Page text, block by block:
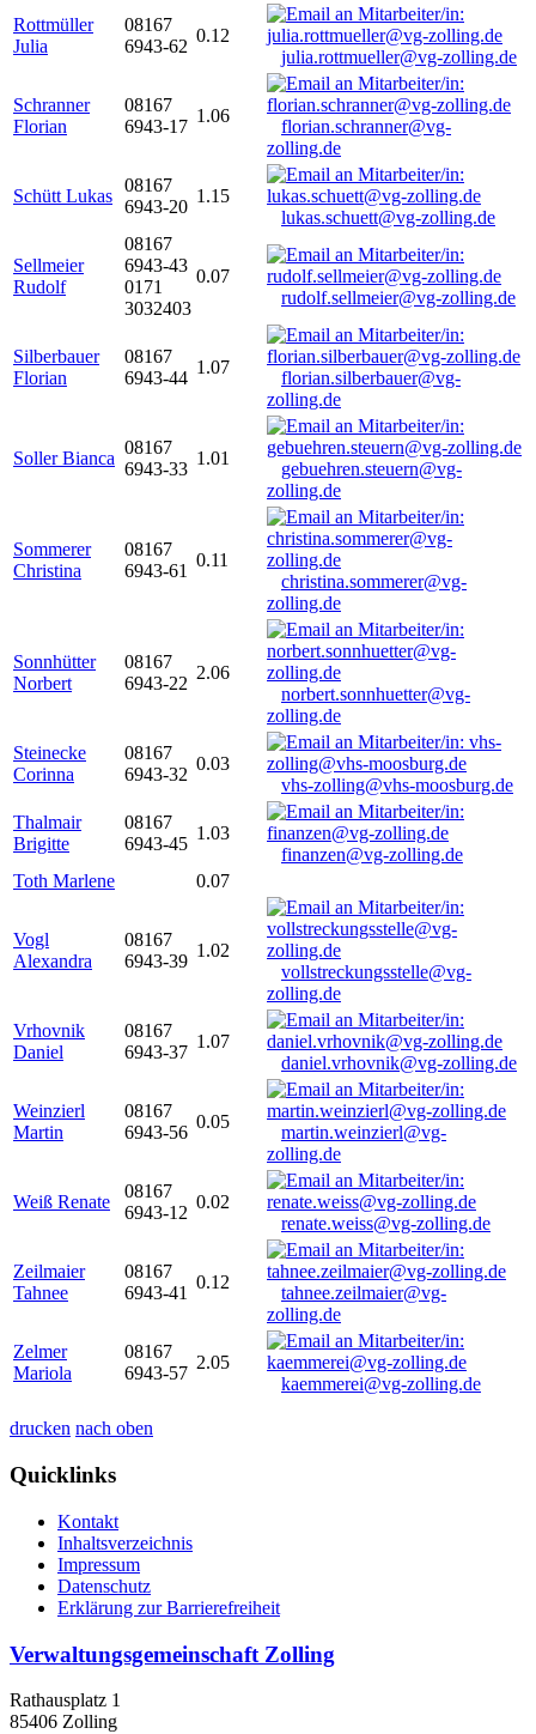
Rottmüller
Julia
08167
6943-62
0.12
julia.rottmueller@vg-zolling.de
Schranner
Florian
08167
6943-17
1.06
florian.schranner@vg-
zolling.de
Schütt Lukas
08167
6943-20
1.15
lukas.schuett@vg-zolling.de
Sellmeier
Rudolf
08167
6943-43
0171
3032403
0.07
rudolf.sellmeier@vg-zolling.de
Silberbauer
Florian
08167
6943-44
1.07
florian.silberbauer@vg-
zolling.de
Soller Bianca
08167
6943-33
1.01
gebuehren.steuern@vg-
zolling.de
Sommerer
Christina
08167
6943-61
0.11
christina.sommerer@vg-
zolling.de
Sonnhütter
Norbert
08167
6943-22
2.06
norbert.sonnhuetter@vg-
zolling.de
Steinecke
Corinna
08167
6943-32
0.03
vhs-zolling@vhs-moosburg.de
Thalmair
Brigitte
08167
6943-45
1.03
finanzen@vg-zolling.de
Toth Marlene
0.07
Vogl
Alexandra
08167
6943-39
1.02
vollstreckungsstelle@vg-
zolling.de
Vrhovnik
Daniel
08167
6943-37
1.07
daniel.vrhovnik@vg-zolling.de
Weinzierl
Martin
08167
6943-56
0.05
martin.weinzierl@vg-
zolling.de
Weiß Renate
08167
6943-12
0.02
renate.weiss@vg-zolling.de
Zeilmaier
Tahnee
08167
6943-41
0.12
tahnee.zeilmaier@vg-
zolling.de
Zelmer
Mariola
08167
6943-57
2.05
kaemmerei@vg-zolling.de
drucken nach oben
Quicklinks
Kontakt
Inhaltsverzeichnis
Impressum
Datenschutz
Erklärung zur Barrierefreiheit
Verwaltungsgemeinschaft Zolling
Rathausplatz 1
85406 Zolling